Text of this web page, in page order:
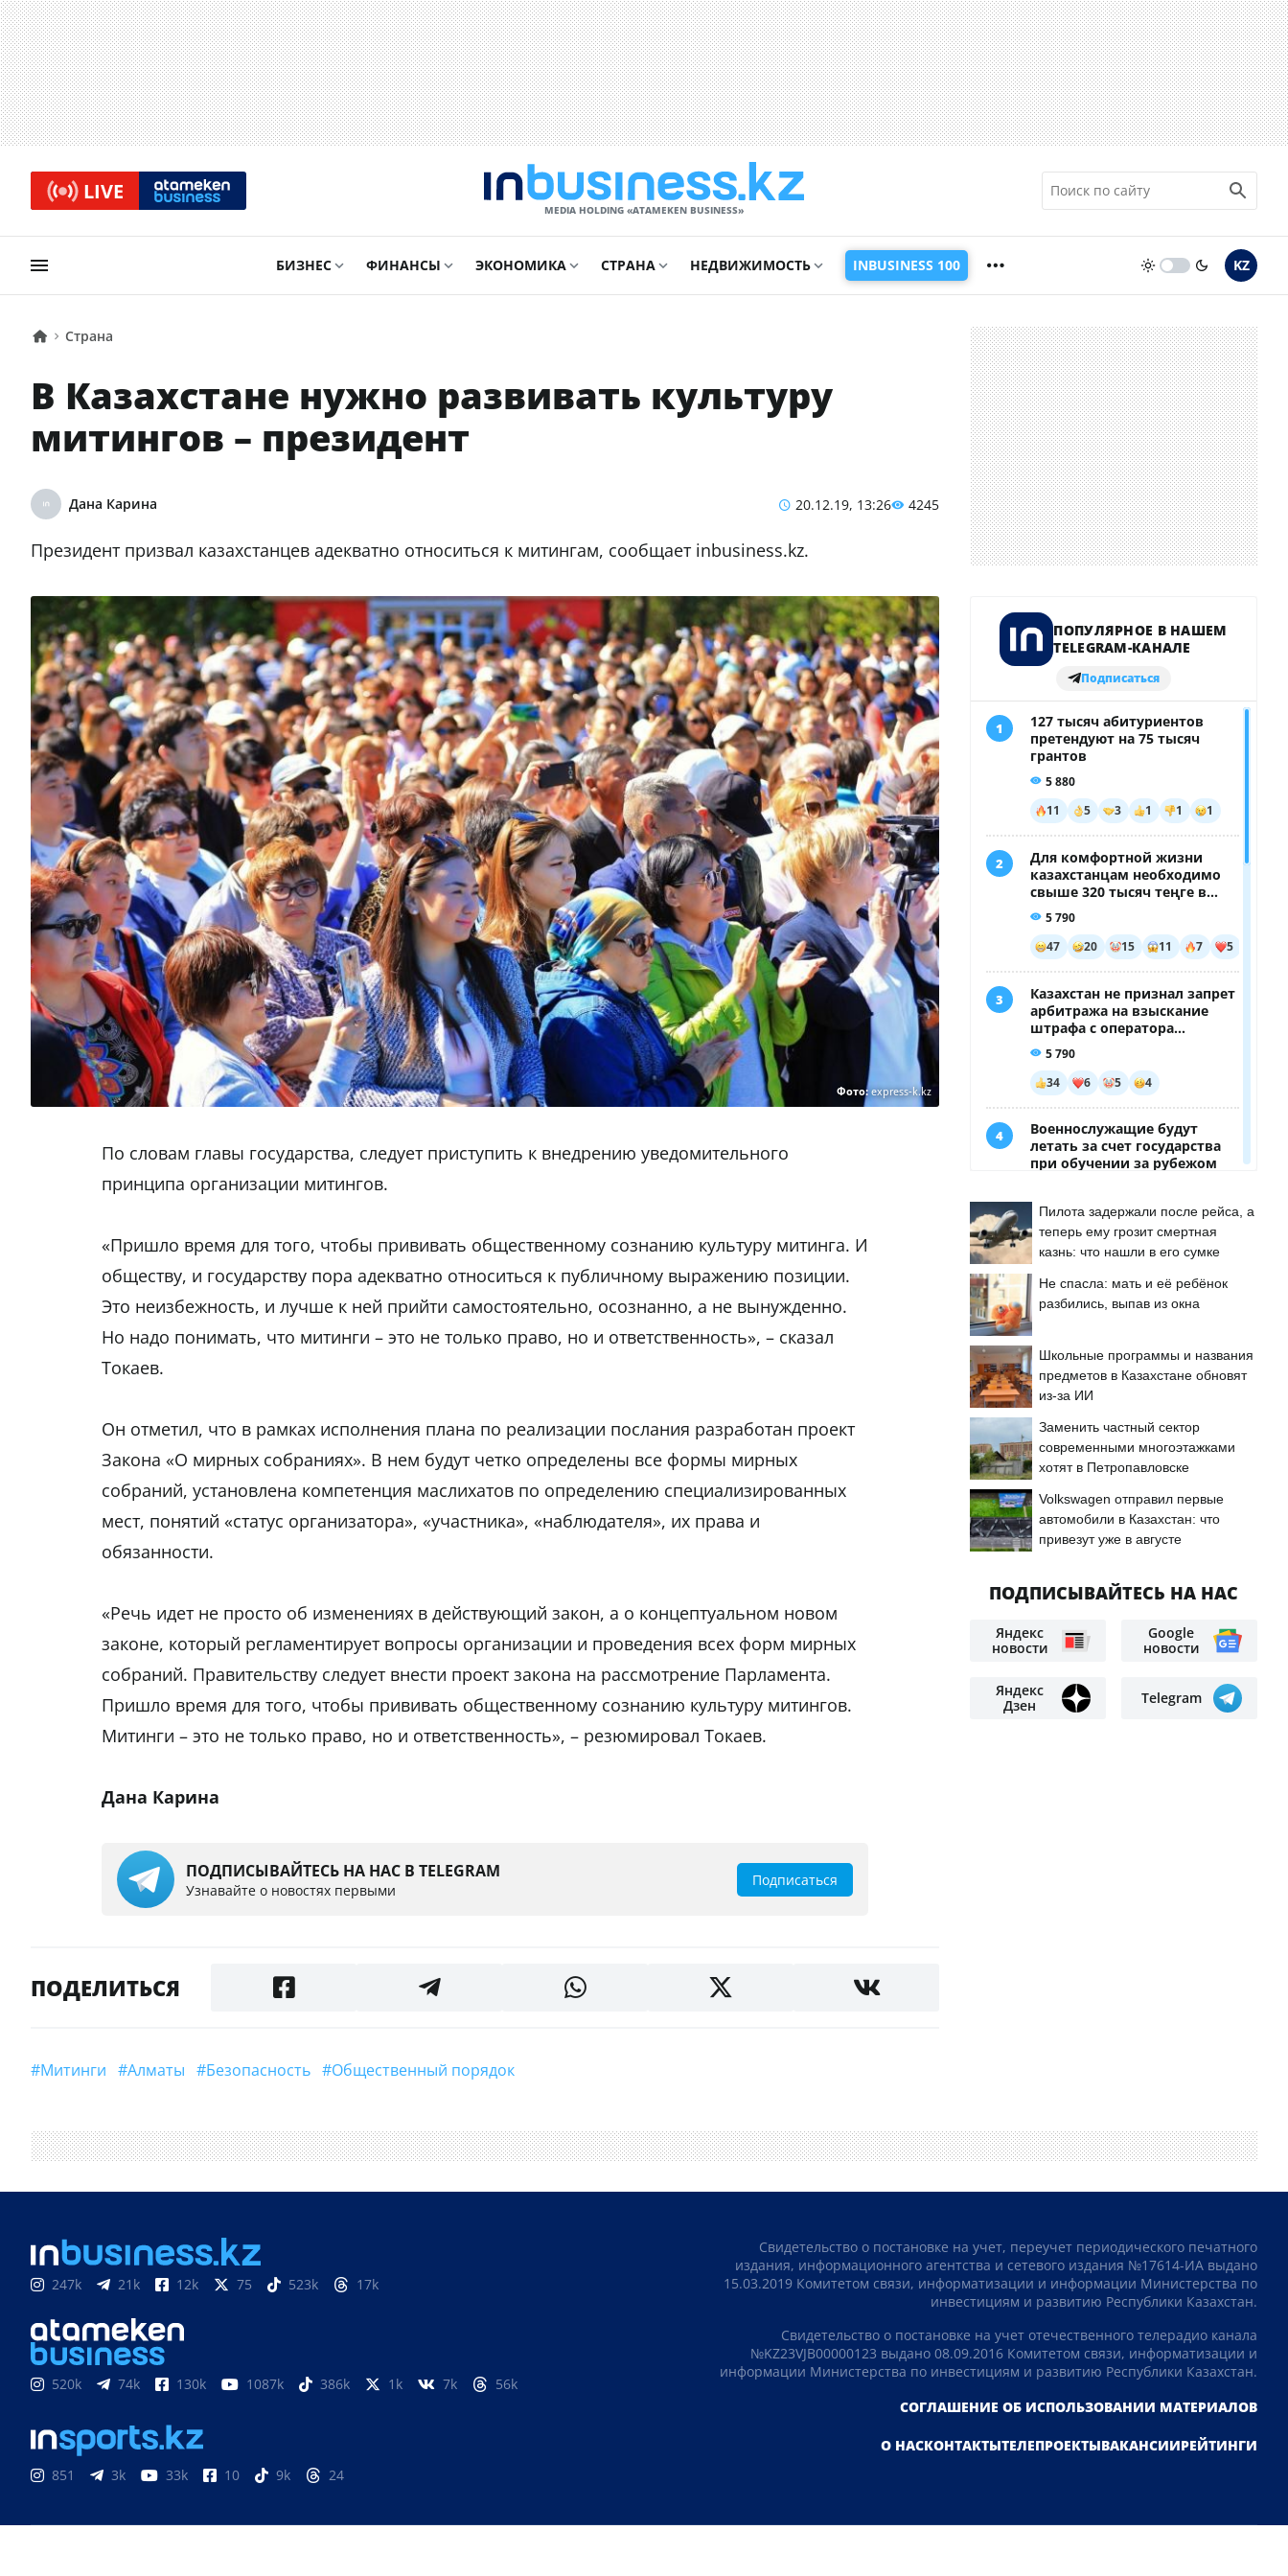
LIVE
MEDIA HOLDING «ATAMEKЕN BUSINESS»
БИЗНЕС ФИНАНСЫ ЭКОНОМИКА СТРАНА НЕДВИЖИМОСТЬ INBUSINESS 100 KZ
Страна
В Казахстане нужно развивать культуру
митингов – президент
Дана Карина 20.12.19, 13:26 4245
Президент призвал казахстанцев адекватно относиться к митингам, сообщает inbusiness.kz.
Фото:express-k.kz
По словам главы государства, следует приступить к внедрению уведомительного
принципа организации митингов.
«Пришло время для того, чтобы прививать общественному сознанию культуру митинга. И
обществу, и государству пора адекватно относиться к публичному выражению позиции.
Это неизбежность, и лучше к ней прийти самостоятельно, осознанно, а не вынужденно.
Но надо понимать, что митинги – это не только право, но и ответственность», – сказал
Токаев.
Он отметил, что в рамках исполнения плана по реализации послания разработан проект
Закона «О мирных собраниях». В нем будут четко определены все формы мирных
собраний, установлена компетенция маслихатов по определению специализированных
мест, понятий «статус организатора», «участника», «наблюдателя», их права и
обязанности.
«Речь идет не просто об изменениях в действующий закон, а о концептуальном новом
законе, который регламентирует вопросы организации и проведения всех форм мирных
собраний. Правительству следует внести проект закона на рассмотрение Парламента.
Пришло время для того, чтобы прививать общественному сознанию культуру митингов.
Митинги – это не только право, но и ответственность», – резюмировал Токаев.
Дана Карина
ПОДПИСЫВАЙТЕСЬ НА НАС В TELEGRAM
Узнавайте о новостях первыми
Подписаться
ПОДЕЛИТЬСЯ
#Митинги #Алматы #безопасность #Общественный порядок
Пилота задержали после рейса, а
теперь ему грозит смертная
казнь: что нашли в его сумке
Не спасла: мать и её ребёнок
разбились, выпав из окна
Школьные программы и названия
предметов в Казахстане обновят
из-за ИИ
Заменить частный сектор
современными многоэтажками
хотят в Петропавловске
Volkswagen отправил первые
автомобили в Казахстан: что
привезут уже в августе
ПОДПИСЫВАЙТЕСЬ НА НАС
Яндекс
новости
Google
новости
Яндекс
Дзен
Telegram
247k 21k 12k 75 523k 17k
520k 74k 130k 1087k 386k 1k 7k 56k
851 3k 33k 10 9k 24
Свидетельство о постановке на учет, переучет периодического печатного
издания, информационного агентства и сетевого издания №17614-ИА выдано
15.03.2019 Комитетом связи, информатизации и информации Министерства по
инвестициям и развитию Республики Казахстан.
Свидетельство о постановке на учет отечественного телерадио канала
№KZ23VJB00000123 выдано 08.09.2016 Комитетом связи, информатизации и
информации Министерства по инвестициям и развитию Республики Казахстан.
СОГЛАШЕНИЕ ОБ ИСПОЛЬЗОВАНИИ МАТЕРИАЛОВ
О НАСКОНТАКТЫТЕЛЕПРОЕКТЫВАКАНСИИРЕЙТИНГИ